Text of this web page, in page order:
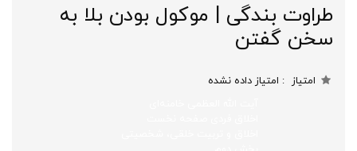
طراوت بندگی | موکول بودن بلا به
سخن گفتن
امتیاز امتیاز داده نشده